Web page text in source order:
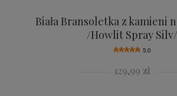
Biała Bransoletka z kamieni
/Howlit Spray Silv/
5.0
129,99 zł